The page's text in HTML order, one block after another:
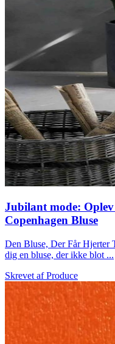
Jubilant mode:
Copenhagen Bluse
Den Bluse, Der Får Hjerter
dig en bluse, der ikke blot ...
Skrevet afProduce